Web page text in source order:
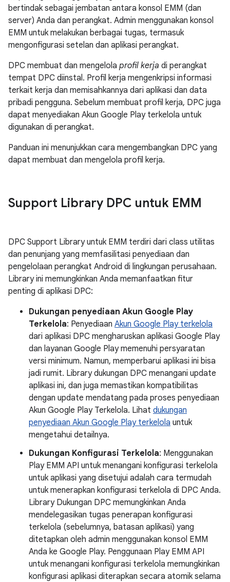
bertindak sebagai jembatan antara konsol EMM (dan
server) Anda dan perangkat. Admin menggunakan konsol
EMM untuk melakukan berbagai tugas, termasuk
mengonfigurasi setelan dan aplikasi perangkat.
DPC membuat dan mengelola profil kerja di perangkat
tempat DPC diinstal. Profil kerja mengenkripsi informasi
terkait kerja dan memisahkannya dari aplikasi dan data
pribadi pengguna. Sebelum membuat profil kerja, DPC juga
dapat menyediakan Akun Google Play terkelola untuk
digunakan di perangkat.
Panduan ini menunjukkan cara mengembangkan DPC yang
dapat membuat dan mengelola profil kerja.
Support Library DPC untuk EMM
DPC Support Library untuk EMM terdiri dari class utilitas
dan penunjang yang memfasilitasi penyediaan dan
pengelolaan perangkat Android di lingkungan perusahaan.
Library ini memungkinkan Anda memanfaatkan fitur
penting di aplikasi DPC:
Dukungan penyediaan Akun Google Play
Terkelola: Penyediaan Akun Google Play terkelola
dari aplikasi DPC mengharuskan aplikasi Google Play
dan layanan Google Play memenuhi persyaratan
versi minimum. Namun, memperbarui aplikasi ini bisa
jadi rumit. Library dukungan DPC menangani update
aplikasi ini, dan juga memastikan kompatibilitas
dengan update mendatang pada proses penyediaan
Akun Google Play Terkelola. Lihat dukungan
penyediaan Akun Google Play terkelola untuk
mengetahui detailnya.
Dukungan Konfigurasi Terkelola: Menggunakan
Play EMM API untuk menangani konfigurasi terkelola
untuk aplikasi yang disetujui adalah cara termudah
untuk menerapkan konfigurasi terkelola di DPC Anda.
Library Dukungan DPC memungkinkan Anda
mendelegasikan tugas penerapan konfigurasi
terkelola (sebelumnya, batasan aplikasi) yang
ditetapkan oleh admin menggunakan konsol EMM
Anda ke Google Play. Penggunaan Play EMM API
untuk menangani konfigurasi terkelola memungkinkan
konfigurasi aplikasi diterapkan secara atomik selama